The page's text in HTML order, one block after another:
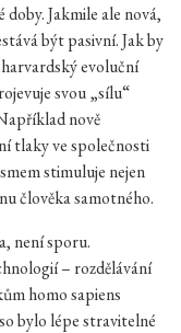
Jakmile ale nová,
být pasivní. Jak by
evoluční
svou „sílu“
nově
tlaky ve společnosti
stimuluje nejen
člověka samotného.
není sporu.
– rozdělávání
homo sapiens
bylo lépe stravitelné